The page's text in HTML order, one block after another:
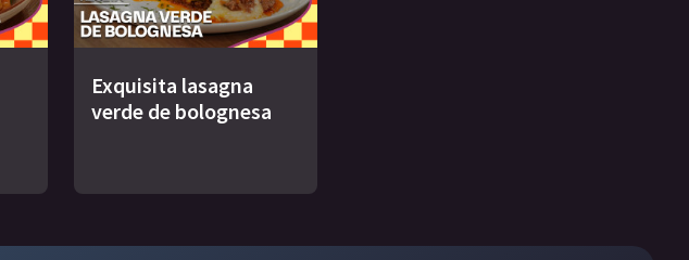
Exquisita lasagna
verde de bolognesa